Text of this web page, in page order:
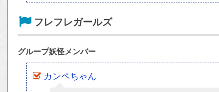
フレフレガールズ
グループ妖怪メンバー
カンペちゃん